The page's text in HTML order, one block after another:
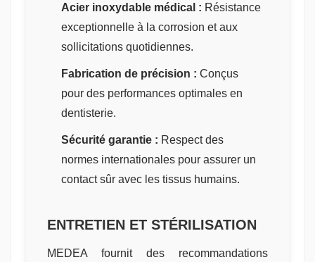
Acier inoxydable médical : Résistance
exceptionnelle à la corrosion et aux
sollicitations quotidiennes.
Fabrication de précision : Conçus
pour des performances optimales en
dentisterie.
Sécurité garantie : Respect des
normes internationales pour assurer un
contact sûr avec les tissus humains.
ENTRETIEN ET STÉRILISATION
MEDEA fournit des recommandations